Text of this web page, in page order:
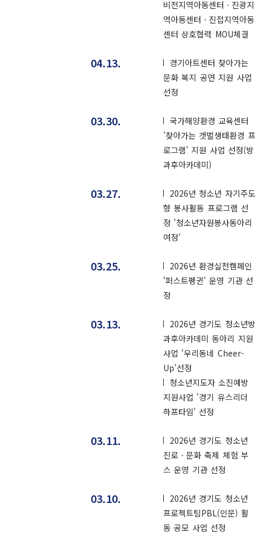
비전지역아동센터ㆍ진광지
역아동센터ㆍ진접지역아동
센터 상호협력 MOU체결
04.13.
경기아트센터 찾아가는
문화 복지 공연 지원 사업
선정
03.30.
국가해양환경 교육센터
'찾아가는 갯벌생태환경 프
로그램' 지원 사업 선정(방
과후아카데미)
03.27.
2026년 청소년 자기주도
형 봉사활동 프로그램 선
정 '청소년자원봉사동아리
여정'
03.25.
2026년 환경실천캠페인
'퍼스트펭귄' 운영 기관 선
정
03.13.
2026년 경기도 청소년방
과후아카데미 동아리 지원
사업 '우리동네 Cheer-
Up'선정
청소년지도자 소진예방
지원사업 '경기 유스리더
하프타임' 선정
03.11.
2026년 경기도 청소년
진로ㆍ문화 축제 체험 부
스 운영 기관 선정
03.10.
2026년 경기도 청소년
프로젝트팀PBL(인문) 활
동 공모 사업 선정